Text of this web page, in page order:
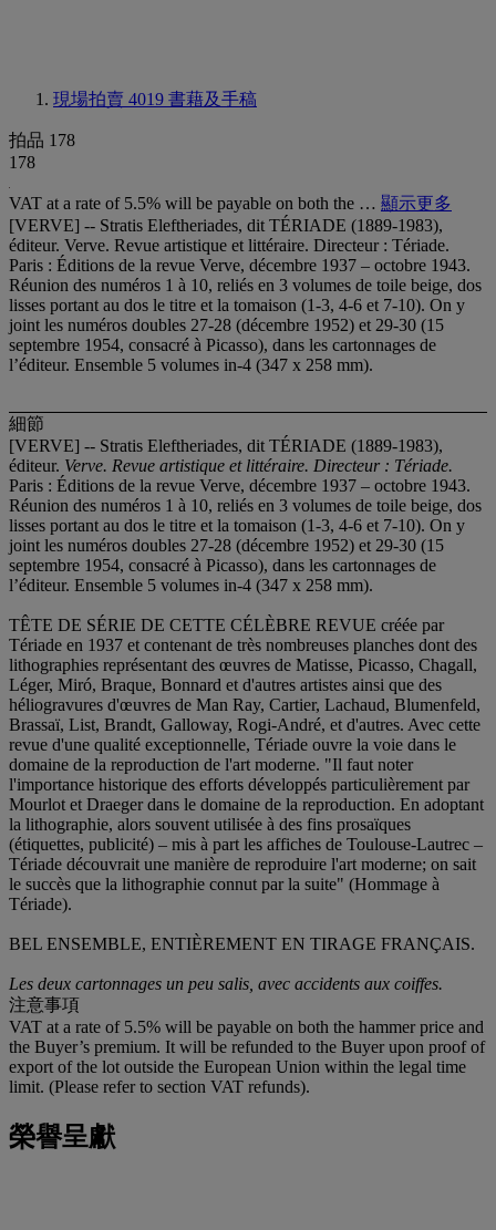
現場拍賣 4019 書藉及手稿
拍品 178
178
VAT at a rate of 5.5% will be payable on both the … 顯示更多
[VERVE] -- Stratis Eleftheriades, dit TÉRIADE (1889-1983),
éditeur. Verve. Revue artistique et littéraire. Directeur : Tériade.
Paris : Éditions de la revue Verve, décembre 1937 – octobre 1943.
Réunion des numéros 1 à 10, reliés en 3 volumes de toile beige, dos
lisses portant au dos le titre et la tomaison (1-3, 4-6 et 7-10). On y
joint les numéros doubles 27-28 (décembre 1952) et 29-30 (15
septembre 1954, consacré à Picasso), dans les cartonnages de
l’éditeur. Ensemble 5 volumes in-4 (347 x 258 mm).
細節
[VERVE] -- Stratis Eleftheriades, dit TÉRIADE (1889-1983),
éditeur. Verve. Revue artistique et littéraire. Directeur : Tériade.
Paris : Éditions de la revue Verve, décembre 1937 – octobre 1943.
Réunion des numéros 1 à 10, reliés en 3 volumes de toile beige, dos
lisses portant au dos le titre et la tomaison (1-3, 4-6 et 7-10). On y
joint les numéros doubles 27-28 (décembre 1952) et 29-30 (15
septembre 1954, consacré à Picasso), dans les cartonnages de
l’éditeur. Ensemble 5 volumes in-4 (347 x 258 mm).
TÊTE DE SÉRIE DE CETTE CÉLÈBRE REVUE créée par
Tériade en 1937 et contenant de très nombreuses planches dont des
lithographies représentant des œuvres de Matisse, Picasso, Chagall,
Léger, Miró, Braque, Bonnard et d'autres artistes ainsi que des
héliogravures d'œuvres de Man Ray, Cartier, Lachaud, Blumenfeld,
Brassaï, List, Brandt, Galloway, Rogi-André, et d'autres. Avec cette
revue d'une qualité exceptionnelle, Tériade ouvre la voie dans le
domaine de la reproduction de l'art moderne. "Il faut noter
l'importance historique des efforts développés particulièrement par
Mourlot et Draeger dans le domaine de la reproduction. En adoptant
la lithographie, alors souvent utilisée à des fins prosaïques
(étiquettes, publicité) – mis à part les affiches de Toulouse-Lautrec –
Tériade découvrait une manière de reproduire l'art moderne; on sait
le succès que la lithographie connut par la suite" (Hommage à
Tériade).
BEL ENSEMBLE, ENTIÈREMENT EN TIRAGE FRANÇAIS.
Les deux cartonnages un peu salis, avec accidents aux coiffes.
注意事項
VAT at a rate of 5.5% will be payable on both the hammer price and
the Buyer’s premium. It will be refunded to the Buyer upon proof of
export of the lot outside the European Union within the legal time
limit. (Please refer to section VAT refunds).
榮譽呈獻